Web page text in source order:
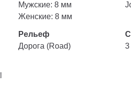
Мужские: 8 мм
Женские: 8 мм
Рельеф
Дорога (Road)
3